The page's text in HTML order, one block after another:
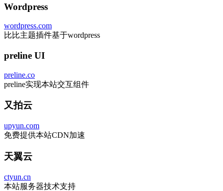
Wordpress
wordpress.com
比比主题插件基于wordpress
preline UI
preline.co
preline实现本站交互组件
又拍云
upyun.com
免费提供本站CDN加速
天翼云
ctyun.cn
本站服务器技术支持